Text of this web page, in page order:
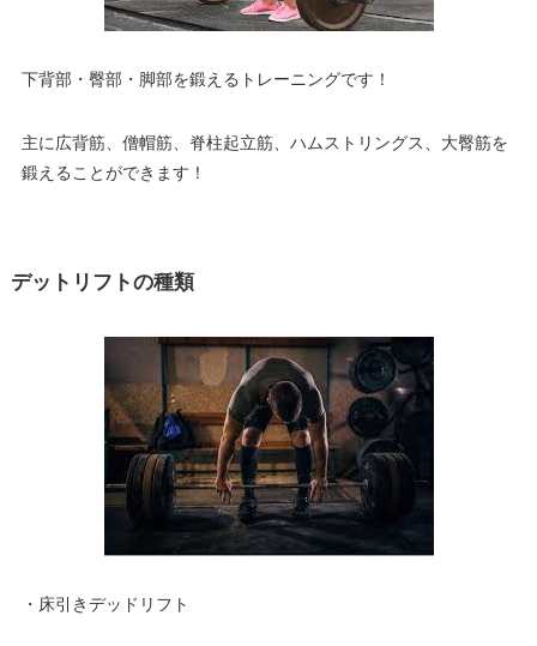
下背部・臀部・脚部を鍛えるトレーニングです！
主に広背筋、僧帽筋、脊柱起立筋、ハムストリングス、大臀筋を
鍛えることができます！
デットリフトの種類
・床引きデッドリフト